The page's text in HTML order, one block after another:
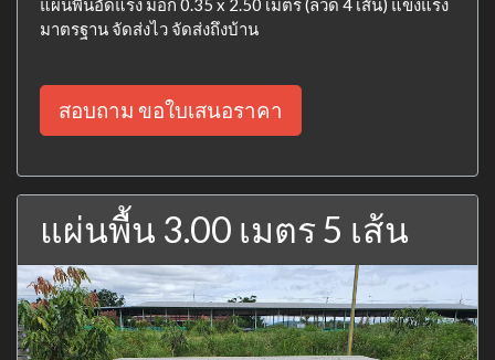
แผ่นพื้นอัดแรง มอก 0.35 x 2.50 เมตร (ลวด 4 เส้น) แข็งแรง
มาตรฐาน จัดส่งไว จัดส่งถึงบ้าน
สอบถาม ขอใบเสนอราคา
แผ่นพื้น 3.00 เมตร 5 เส้น